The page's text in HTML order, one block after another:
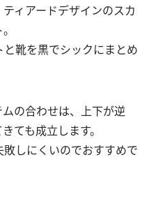
ィアードデザインのスカ
靴を黒でシックにまとめ
の合わせは、上下が逆
ても成立します。
しにくいのでおすすめで